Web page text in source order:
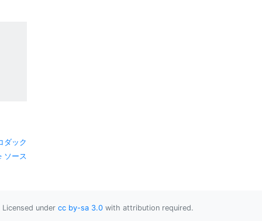
ダック
ソース
Licensed under cc by-sa 3.0 with attribution required.